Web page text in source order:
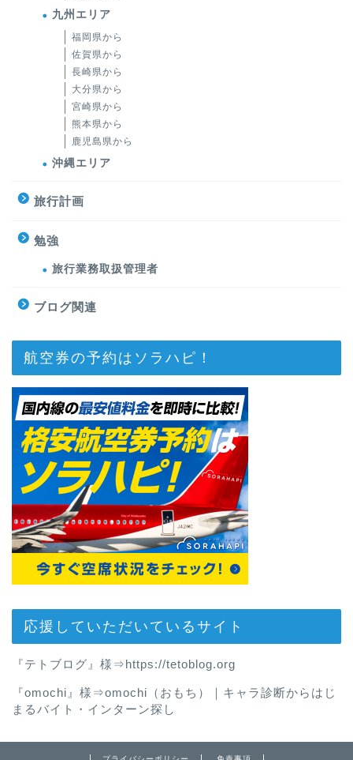
九州エリア
福岡県から
佐賀県から
長崎県から
大分県から
宮崎県から
熊本県から
鹿児島県から
沖縄エリア
旅行計画
勉強
旅行業務取扱管理者
ブログ関連
航空券の予約はソラハピ！
応援していただいているサイト
『テトブログ』様⇒https://tetoblog.org
『omochi』様⇒omochi（おもち）｜キャラ診断からはじ
まるバイト・インターン探し